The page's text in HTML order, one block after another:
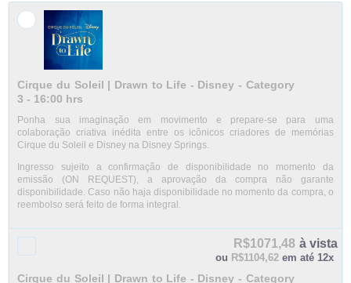
Cirque du Soleil | Drawn to Life - Disney - Category
3 - 16:00 hrs
Ponha sua imaginação em movimento e prepare-se para uma
colaboração criativa inédita entre os icônicos criadores de memórias
Cirque du Soleil e Disney na Disney Springs.
Ingresso sujeito a confirmação de disponibilidade no momento da
emissão (ON REQUEST), a aprovação da compra não garante
disponibilidade. Caso não haja disponibilidade no momento da compra, o
reembolso será feito de forma integral.
R$1071,48 à vista
ou R$1104,62 em até 12x
Cirque du Soleil | Drawn to Life - Disney - Category